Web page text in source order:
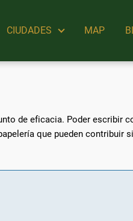
CIUDADES MAP
de eficacia. Poder escribir
que pueden contribuir